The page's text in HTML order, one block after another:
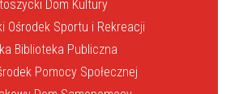
Dom Kultury
Ośrodek Sportu i Rekreacji
Biblioteka Publiczna
Pomocy Społecznej